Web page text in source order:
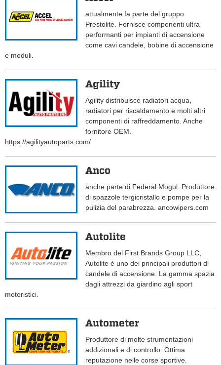
attualmente fa parte del gruppo
Prestolite. Fornisce componenti ultra
performanti per impianti di accensione
come cavi candele, bobine di accensione
e moduli.
Agility
Agility distribuisce radiatori acqua,
radiatori per riscaldamento e molti altri
componenti di raffreddamento. Anche
fornitore OEM.
https://agilityautoparts.com/
Anco
anche parte di Federal Mogul. Produttore
di spazzole tergicristallo e pompe per la
pulizia del parabrezza. ancowipers.com
Autolite
Membro del First Brands Group LLC,
Autolite è uno dei principali produttori di
candele di accensione. La gamma spazia
dagli attrezzi da giardino agli sport
motoristici.
Autometer
Produttore di molte strumentazioni
addizionali e di controllo. Ottima
reputazione nelle corse sportive.